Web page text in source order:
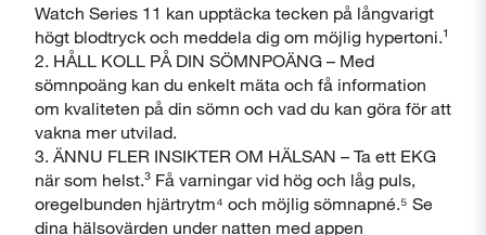
Watch Series 11 kan upptäcka tecken på långvarigt
högt blodtryck och meddela dig om möjlig hypertoni.¹
2. HÅLL KOLL PÅ DIN SÖMNPOÄNG – Med
sömnpoäng kan du enkelt mäta och få information
om kvaliteten på din sömn och vad du kan göra för att
vakna mer utvilad.
3. ÄNNU FLER INSIKTER OM HÄLSAN – Ta ett EKG
när som helst.³ Få varningar vid hög och låg puls,
oregelbunden hjärtrytm⁴ och möjlig sömnapné.⁵ Se
dina hälsovärden under natten med appen